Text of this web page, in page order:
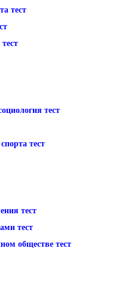
тест
тест
тест
тест
тест
обществе тест